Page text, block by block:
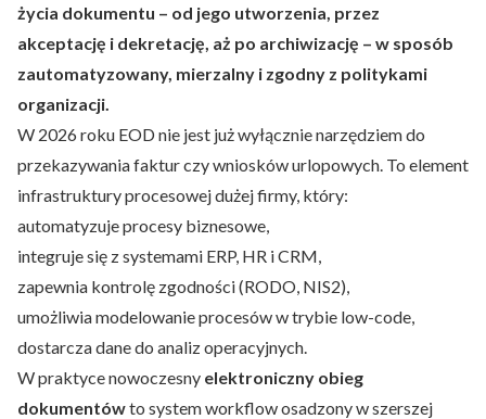
życia dokumentu – od jego utworzenia, przez
akceptację i dekretację, aż po archiwizację – w sposób
zautomatyzowany, mierzalny i zgodny z politykami
organizacji.
W 2026 roku EOD nie jest już wyłącznie narzędziem do
przekazywania faktur czy wniosków urlopowych. To element
infrastruktury procesowej dużej firmy, który:
automatyzuje procesy biznesowe,
integruje się z systemami ERP, HR i CRM,
zapewnia kontrolę zgodności (RODO, NIS2),
umożliwia modelowanie procesów w trybie low-code,
dostarcza dane do analiz operacyjnych.
W praktyce nowoczesny elektroniczny obieg
dokumentówto system workflow osadzony w szerszej